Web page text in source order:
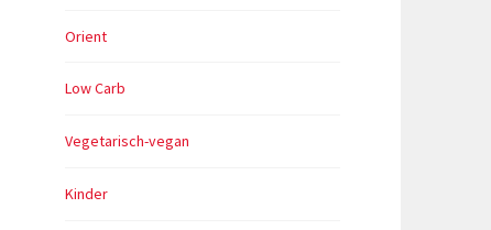
Orient
Low Carb
Vegetarisch-vegan
Kinder